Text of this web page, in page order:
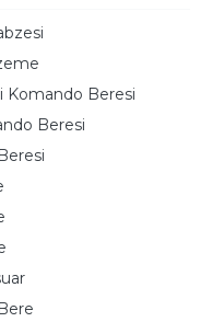
Komando Beresi
Beresi